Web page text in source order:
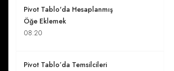
Pivot Tablo'da Hesaplanmış
Öğe Eklemek
08:20
Pivot Tablo’da Temsilcileri